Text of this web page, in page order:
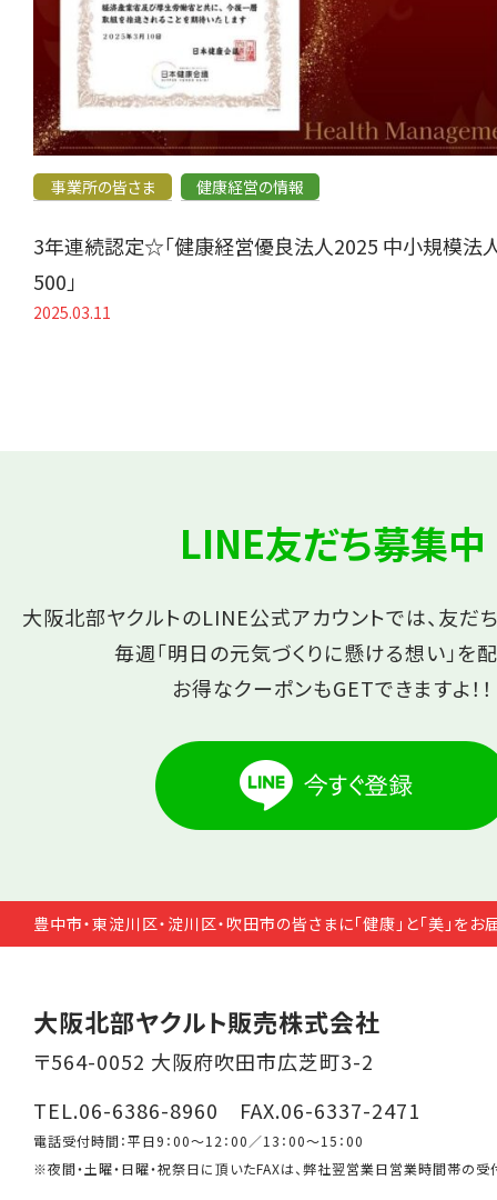
事業所の皆さま 健康経営の情報
3年連続認定☆「健康経営優良法人2025 中小規模法
500」
2025.03.11
LINE友だち募集中
大阪北部ヤクルトのLINE公式アカウントでは、友だ
毎週「明日の元気づくりに懸ける想い」を
お得なクーポンもGETできますよ！！
豊中市・東淀川区・淀川区・吹田市の皆さまに「健康」と「美」をお
大阪北部ヤクルト販売株式会社
〒564-0052 大阪府吹田市広芝町3-2
TEL.06-6386-8960 FAX.06-6337-2471
電話受付時間：平日9：00～12：00／13：00～15：00
※夜間・土曜・日曜・祝祭日に頂いたFAXは、弊社翌営業日営業時間帯の受